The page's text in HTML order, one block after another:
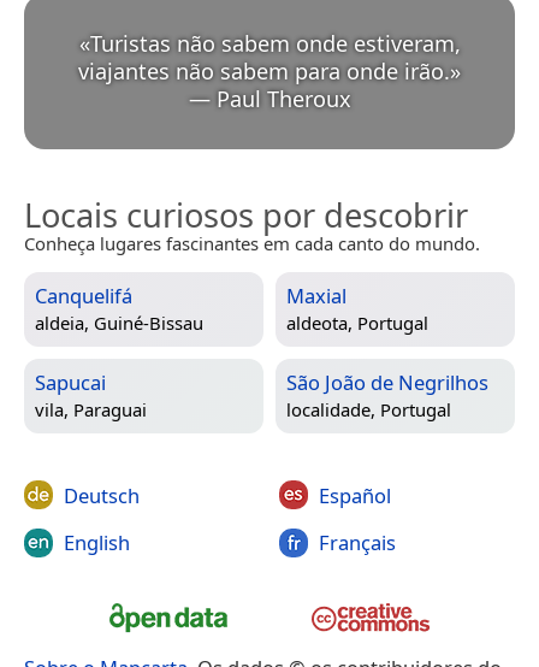
«Turistas não sabem onde estiveram,
viajantes não sabem para onde irão.
— Paul Theroux
Locais curiosos por descobrir
Conheça lugares fascinantes em cada canto do mundo.
Canquelifá
aldeia, Guiné-Bissau
Maxial
aldeota, Portugal
Sapucai
vila, Paraguai
São João de Negrilhos
localidade, Portugal
Deutsch
English
Español
Français